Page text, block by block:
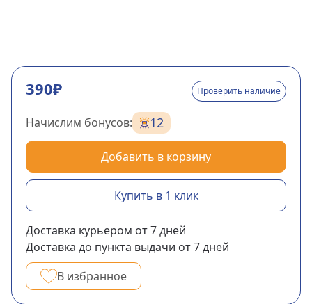
390₽ Проверить наличие
Начислим бонусов: 12
Добавить в корзину
Купить в 1 клик
Доставка курьером от 7дней
Доставка до пункта выдачи от 7дней
В избранное